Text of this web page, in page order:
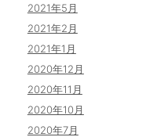
2021年5月
2021年2月
2021年1月
2020年12月
2020年11月
2020年10月
2020年7月